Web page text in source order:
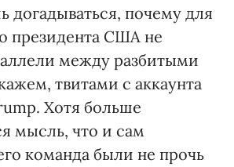
догадываться, почему для
президента США не
между разбитыми
твитами с аккаунта
Хотя больше
мысль, что и сам
команда были не прочь